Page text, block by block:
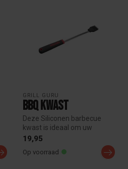
GRILL GURU
BBQ Kwast
Deze Siliconen barbecue
kwast is ideaal om uw
gerechten in te smeren met
19,95
Op voorraad